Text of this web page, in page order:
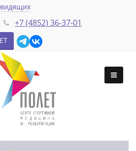
+7 (4852) 36-37-01